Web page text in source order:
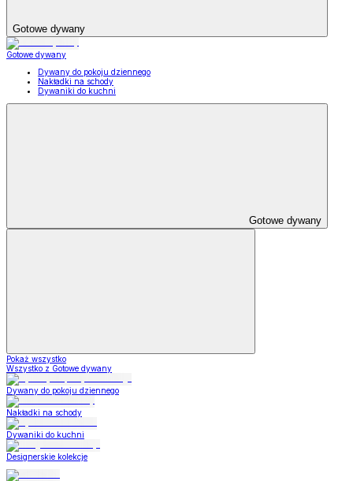
Gotowe dywany
Gotowe dywany
Dywany do pokoju dziennego
Nakładki na schody
Dywaniki do kuchni
Gotowe dywany
Pokaż wszystko
Wszystko z Gotowe dywany
Dywany do pokoju dziennego
Nakładki na schody
Dywaniki do kuchni
Designerskie kolekcje